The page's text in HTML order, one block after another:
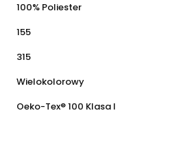
100% Poliester
155
315
Wielokolorowy
Oeko-Tex® 100 Klasa I